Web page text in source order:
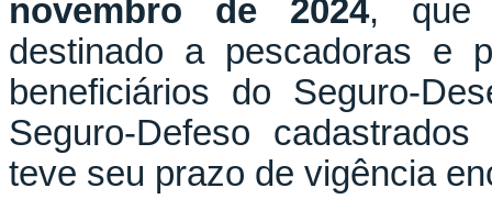
novembro de 2024, que
destinado a pescadoras e
beneficiários do Seguro-
Seguro-Defeso
teve seu prazo de vigência